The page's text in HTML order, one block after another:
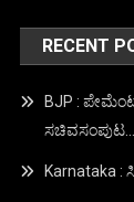
RECENT
BJP :
Karnataka